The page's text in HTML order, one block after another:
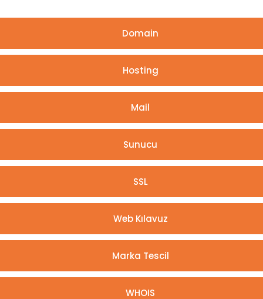
Domain
Hosting
Mail
Sunucu
SSL
Web Kılavuz
Marka Tescil
WHOIS